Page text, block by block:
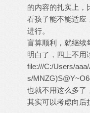
的内容的扎实上，
看孩子能不能适应
进行。
盲算顺利，就继续
明白了，四上不用
file:///C:/Users/
s/
也就不用这么多了
其实可以考虑向后